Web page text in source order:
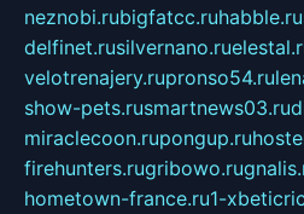
neznobi.rubigfatcc.ruhabble.ru
delfinet.rusilvernano.ru
velotrenajery.rupronso54.ru
show-pets.rusmartnews03.ru
miraclecoon.rupongup.ru
firehunters.rugribowo.ru
hometown-france.ru1-